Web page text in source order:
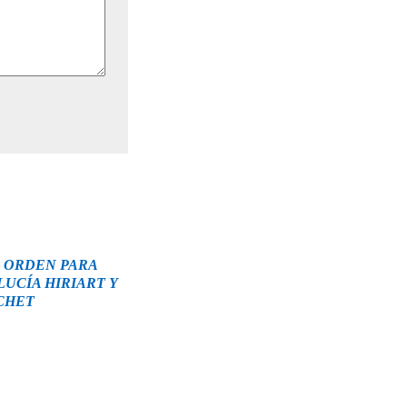
PARA
HIRIART Y